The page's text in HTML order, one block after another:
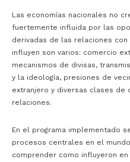
Las economías nacionales no
fuertemente influida por las
derivadas de las relaciones
influyen son varios: comercio
mecanismos de divisas,
y la ideología, presiones de
extranjero y diversas clases de
relaciones.
En el programa implementado
procesos centrales en el
comprender como influyeron